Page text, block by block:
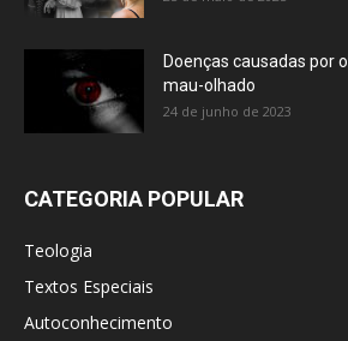
Doenças causadas por
mau-olhado
24 de junho de 2023
CATEGORIA POPULAR
Teologia
Textos Especiais
Autoconhecimento